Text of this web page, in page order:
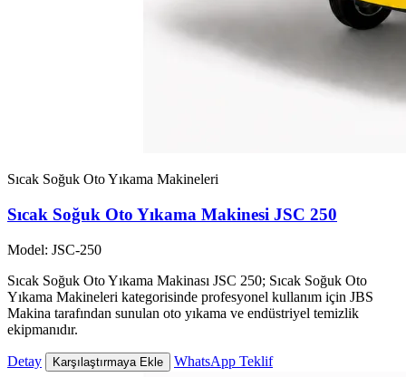
Sıcak Soğuk Oto Yıkama Makineleri
Sıcak Soğuk Oto Yıkama Makinesi JSC 250
Model: JSC-250
Sıcak Soğuk Oto Yıkama Makinası JSC 250; Sıcak Soğuk Oto
Yıkama Makineleri kategorisinde profesyonel kullanım için JBS
Makina tarafından sunulan oto yıkama ve endüstriyel temizlik
ekipmanıdır.
Detay Karşılaştırmaya Ekle WhatsApp Teklif